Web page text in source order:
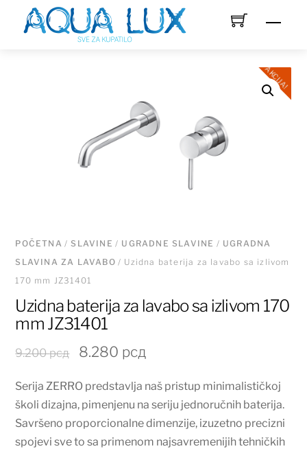
AKCIJA!
POČETNA/SLAVINE / UGRADNE SLAVINE / UGRADNA
SLAVINA ZA LAVABO/ Uzidna baterija za lavabo sa izlivom
170 mm JZ31401
Uzidna baterija za lavabo sa izlivom 170
mm JZ31401
9.200рсд
Originalna
je
bila:
9.200 рсд.
8.280 рсдTrenutna
je:
8.280 рсд.
Serija ZERRO predstavlja naš pristup minimalističkoj
školi dizajna, pimenjenu na seriju jednoručnih baterija.
Savršeno proporcionalne dimenzije, izuzetno precizni
spojevi sve to sa primenom najsavremenijih tehničkih